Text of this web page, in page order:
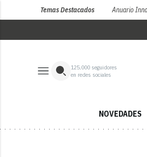
Temas Destacados Anuario
125,000 seguidores
en redes sociales
NOVEDADES